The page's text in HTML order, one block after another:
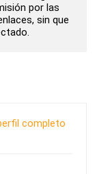
por las
sin que
completo